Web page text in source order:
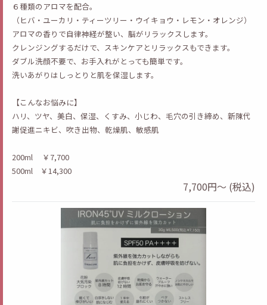
６種類のアロマを配合。
（ヒバ・ユーカリ・ティーツリー・ウイキョウ・レモン・オレンジ）
アロマの香りで自律神経が整い、脳がリラックスします。
クレンジングするだけで、スキンケアとリラックスもできます。
ダブル洗顔不要で、お手入れがとっても簡単です。
洗いあがりはしっとりと肌を保湿します。
【こんなお悩みに】
ハリ、ツヤ、美白、保湿、くすみ、小じわ、毛穴の引き締め、新陳代
謝促進ニキビ、吹き出物、乾燥肌、敏感肌
200ml ￥7,700
500ml ￥14,300
7,700円～ (税込)